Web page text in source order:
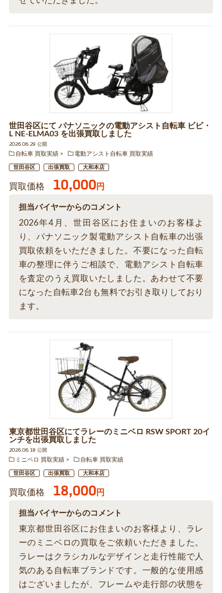
世田谷区にて パナソニックの電動アシスト自転車 ビビ・
L NE-ELMA03 を出張買取しました
2026.06.29 公開
自転車 買取実績
電動アシスト自転車 買取実績
世田谷区 出張買取 大和本店
買取価格 10,000円
担当バイヤーからのコメント
2026年4月、世田谷区にお住まいのお客様よ
り、パナソニック製電動アシスト自転車の出張
買取依頼をいただきました。不要になった自転
車の整理に伴うご相談で、電動アシスト自転車
を査定のうえ買取いたしました。あわせて不要
になった自転車2台も無料でお引き取りしており
ます。
東京都世田谷区にてラレーのミニベロ RSW SPORT 20イ
ンチを出張買取しました
2026.06.18 公開
ミニベロ 買取実績
自転車 買取実績
世田谷区 出張買取 大和本店
買取価格 18,000円
担当バイヤーからのコメント
東京都世田谷区にお住まいのお客様より、ラレ
ーのミニベロの買取をご依頼いただきました。
ラレーはクラシカルなデザインと走行性能で人
気のある自転車ブランドです。一般的な使用感
はございましたが、フレームや走行部の状態を